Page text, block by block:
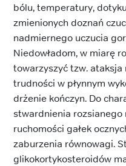
bólu, temperatury,
zmienionych doznań
nadmiernego uczucia
Niedowładom, w miarę
towarzyszyć tzw.
trudności w płynnym
drżenie kończyn. Do
stwardnienia rozsianego
ruchomości gałek
zaburzenia równowagi.
glikokortykosteroidów